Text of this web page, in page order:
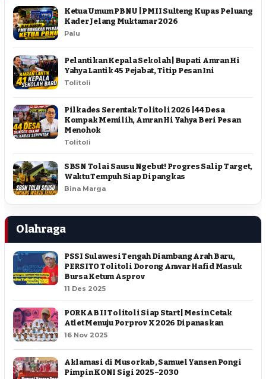
Ketua Umum PBNU | PMII Sulteng Kupas Peluang
Kader Jelang Muktamar 2026
Palu
Pelantikan Kepala Sekolah | Bupati Amran Hi
Yahya Lantik 45 Pejabat, Titip Pesan Ini
Tolitoli
Pilkades Serentak Tolitoli 2026 | 44 Desa
Kompak Memilih, Amran Hi Yahya Beri Pesan
Menohok
Tolitoli
SBSN Tolai Sausu Ngebut! Progres Salip Target,
Waktu Tempuh Siap Dipangkas
Bina Marga
Olahraga
PSSI Sulawesi Tengah Diambang Arah Baru,
PERSITO Tolitoli Dorong Anwar Hafid Masuk
Bursa Ketum Asprov
11 Des 2025
PORKAB II Tolitoli Siap Start | Mesin Cetak
Atlet Menuju Porprov X 2026 Dipanaskan
16 Nov 2025
Aklamasi di Musorkab, Samuel Yansen Pongi
Pimpin KONI Sigi 2025–2030